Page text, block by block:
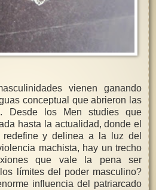
vienen ganando
conceptual que abrieron las
Desde los Men studies que
hasta la actualidad, donde el
y delinea a la luz del
machista, hay un trecho
que vale la pena ser
límites del poder masculino?
influencia del patriarcado